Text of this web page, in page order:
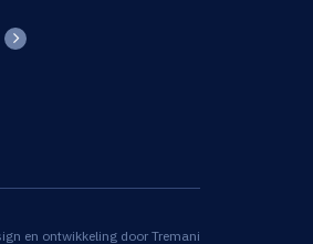
en ontwikkeling doorTremani